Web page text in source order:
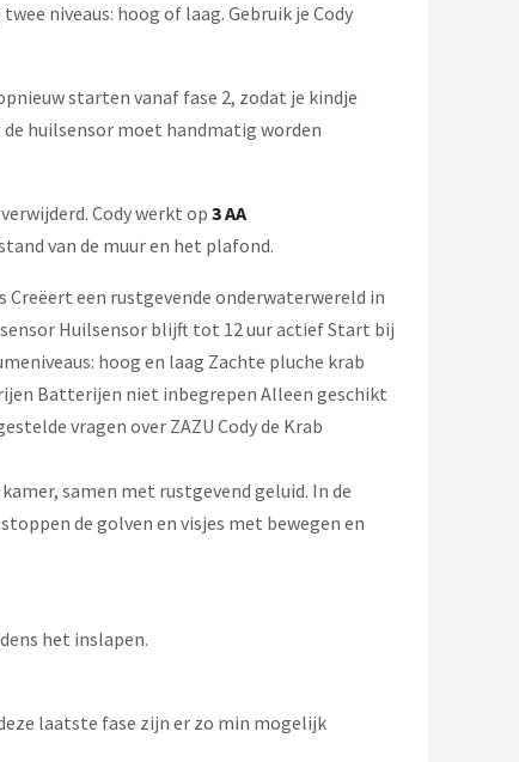
niveaus: hoog of laag. Gebruik je Cody
starten vanaf fase 2, zodat je kindje
huilsensor moet handmatig worden
Cody werkt op 3 AA
van de muur en het plafond.
een rustgevende onderwaterwereld in
Huilsensor blijft tot 12 uur actief Start bij
hoog en laag Zachte pluche krab
Batterijen niet inbegrepen Alleen geschikt
vragen over ZAZU Cody de Krab
samen met rustgevend geluid. In de
de golven en visjes met bewegen en
het inslapen.
laatste fase zijn er zo min mogelijk